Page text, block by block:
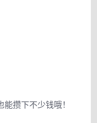
攒下不少钱哦！